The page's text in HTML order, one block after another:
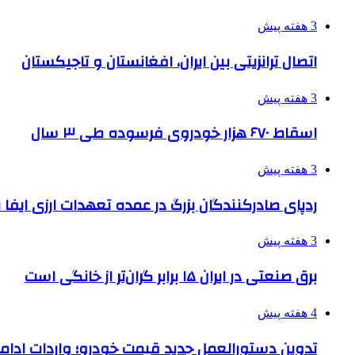
3 هفته پیش
اتصال ترانزیتی بین ایران، افغانستان و تاجیکستان
3 هفته پیش
اسقاط ۶۷۰ هزار خودروی فرسوده طی ۳ سال
3 هفته پیش
ردپای صادرکنندگان بزرگ در عمده تعهدات ارزی
3 هفته پیش
برق صنعتی در ایران ۱۵ برابر گران‌تر از خانگی است
4 هفته پیش
تدوین دستورالعمل جدید قیمت خودرو؛ واردات